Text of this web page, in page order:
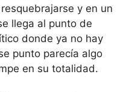
y en un
llega al punto de
donde ya no hay
punto parecía algo
en su totalidad.